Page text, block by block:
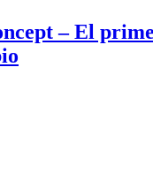
– El